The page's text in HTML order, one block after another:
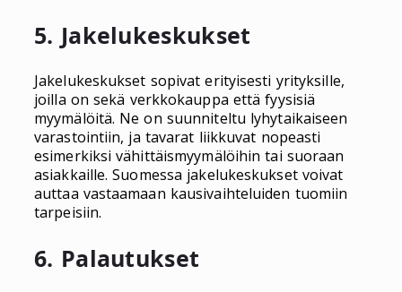
5. Jakelukeskukset
Jakelukeskukset sopivat erityisesti yrityksille,
joilla on sekä verkkokauppa että fyysisiä
myymälöitä. Ne on suunniteltu lyhytaikaiseen
varastointiin, ja tavarat liikkuvat nopeasti
esimerkiksi vähittäismyymälöihin tai suoraan
asiakkaille. Suomessa jakelukeskukset voivat
auttaa vastaamaan kausivaihteluiden tuomiin
tarpeisiin.
6. Palautukset